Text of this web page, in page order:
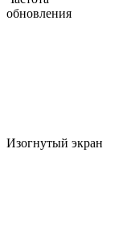
обновления
Изогнутый экран